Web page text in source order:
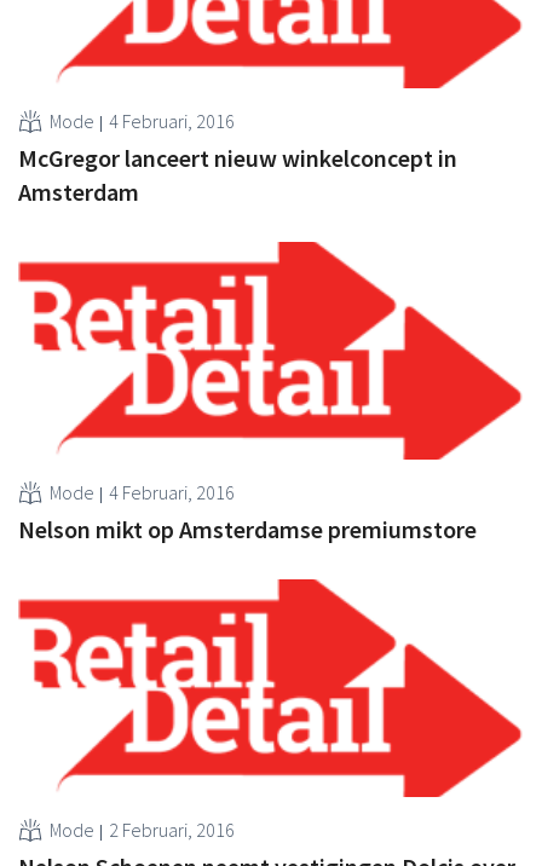
Mode 4 Februari, 2016
McGregor lanceert nieuw winkelconcept in
Amsterdam
Mode 4 Februari, 2016
Nelson mikt op Amsterdamse premiumstore
Mode 2 Februari, 2016